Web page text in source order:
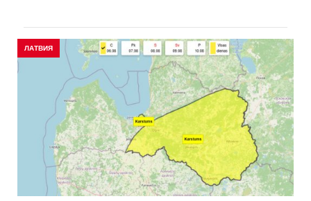
ЛАТВИЯ